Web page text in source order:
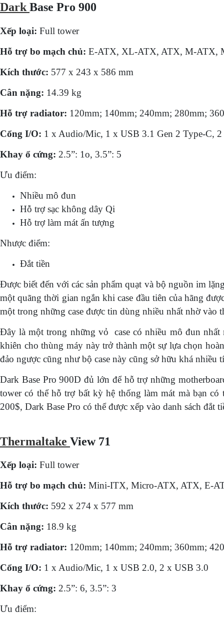
DarkBase Pro 900
Xếp loại: Full tower
Hỗ trợ bo mạch chủ: E-ATX, XL-ATX, ATX, M-ATX,
Kích thước: 577 x 243 x 586 mm
Cân nặng: 14.39 kg
Hỗ trợ radiator: 120mm; 140mm; 240mm; 280mm;
Cổng I/O: 1 x Audio/Mic, 1 x USB 3.1 Gen 2 Type-C,
Khay ổ cứng: 2.5”: 1o, 3.5”: 5
Ưu điểm:
Nhiều mô đun
Hỗ trợ sạc không dây Qi
Hỗ trợ làm mát ấn tượng
Nhược điểm:
Đắt tiền
Được biết đến với các sản phẩm quạt và bộ nguồn im
một quãng thời gian ngắn khi case đầu tiên của hãng
một trong những case được tin dùng nhiều nhất nhờ vào
Đây là một trong những vỏ case có nhiều mô đun
khiên cho thùng máy này trở thành một sự lựa chọn
đảo ngược cũng như bộ case này cũng sở hữu khá
Dark Base Pro 900D đủ lớn để hỗ trợ những
tower có thể hỗ trợ bất kỳ hệ thống làm mát mà bạn
200$, Dark Base Pro có thể được xếp vào danh sách
Thermaltake View 71
Xếp loại: Full tower
Hỗ trợ bo mạch chủ: Mini-ITX, Micro-ATX, ATX, E-
Kích thước: 592 x 274 x 577 mm
Cân nặng: 18.9 kg
Hỗ trợ radiator: 120mm; 140mm; 240mm; 360mm;
Cổng I/O: 1 x Audio/Mic, 1 x USB 2.0, 2 x USB 3.0
Khay ổ cứng: 2.5”: 6, 3.5”: 3
Ưu điểm: